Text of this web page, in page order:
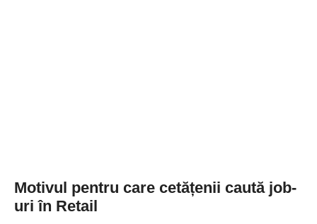
Motivul pentru care cetățenii caută job-
uri în Retail